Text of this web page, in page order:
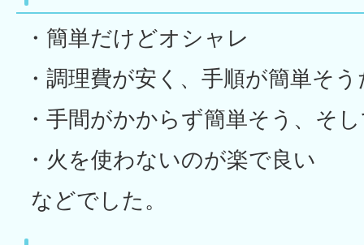
・簡単だけどオシャレ
・調理費が安く、手順が簡単そ
・手間がかからず簡単そう、そ
・火を使わないのが楽で良い
などでした。